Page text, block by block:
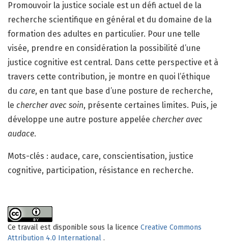
Promouvoir la justice sociale est un défi actuel de la
recherche scientifique en général et du domaine de la
formation des adultes en particulier. Pour une telle
visée, prendre en considération la possibilité d’une
justice cognitive est central. Dans cette perspective et à
travers cette contribution, je montre en quoi l’éthique
du care, en tant que base d’une posture de recherche,
le chercher avec soin, présente certaines limites. Puis, je
développe une autre posture appelée chercher avec
audace.
Mots-clés : audace, care, conscientisation, justice
cognitive, participation, résistance en recherche.
Ce travail est disponible sous la licence Creative Commons
Attribution 4.0 International .